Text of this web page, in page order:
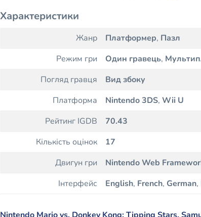
Характеристики
Жанр Платформер, Пазл
Режим гри
Один гравець,
Погляд гравця
Вид збоку
Платформа
Nintendo 3DS, Wii U
Рейтинг IGDB
70.43
Кількість оцінок
17
Двигун гри
Nintendo Web
Інтерфейс
English, French, German,